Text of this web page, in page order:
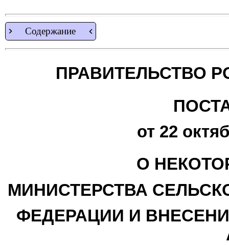
Содержание
ПРАВИТЕЛЬСТВО
от 22
О
МИНИСТЕРСТВА
ФЕДЕРАЦИИ И